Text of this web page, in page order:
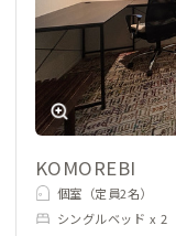
KOMOREBI
個室（定員2名）
シングルベッド x 2